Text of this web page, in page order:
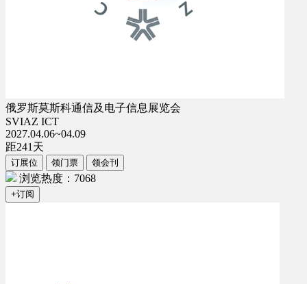
俄罗斯莫斯科通信及电子信息展览会
SVIAZ ICT
2027.04.06~04.09
距241 天
订展位 领门票 领会刊
浏览热度：7068
+订阅